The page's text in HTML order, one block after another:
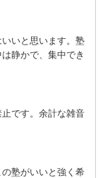
いと思います。塾
静かで、集中でき
です。余計な雑音
塾がいいと強く希